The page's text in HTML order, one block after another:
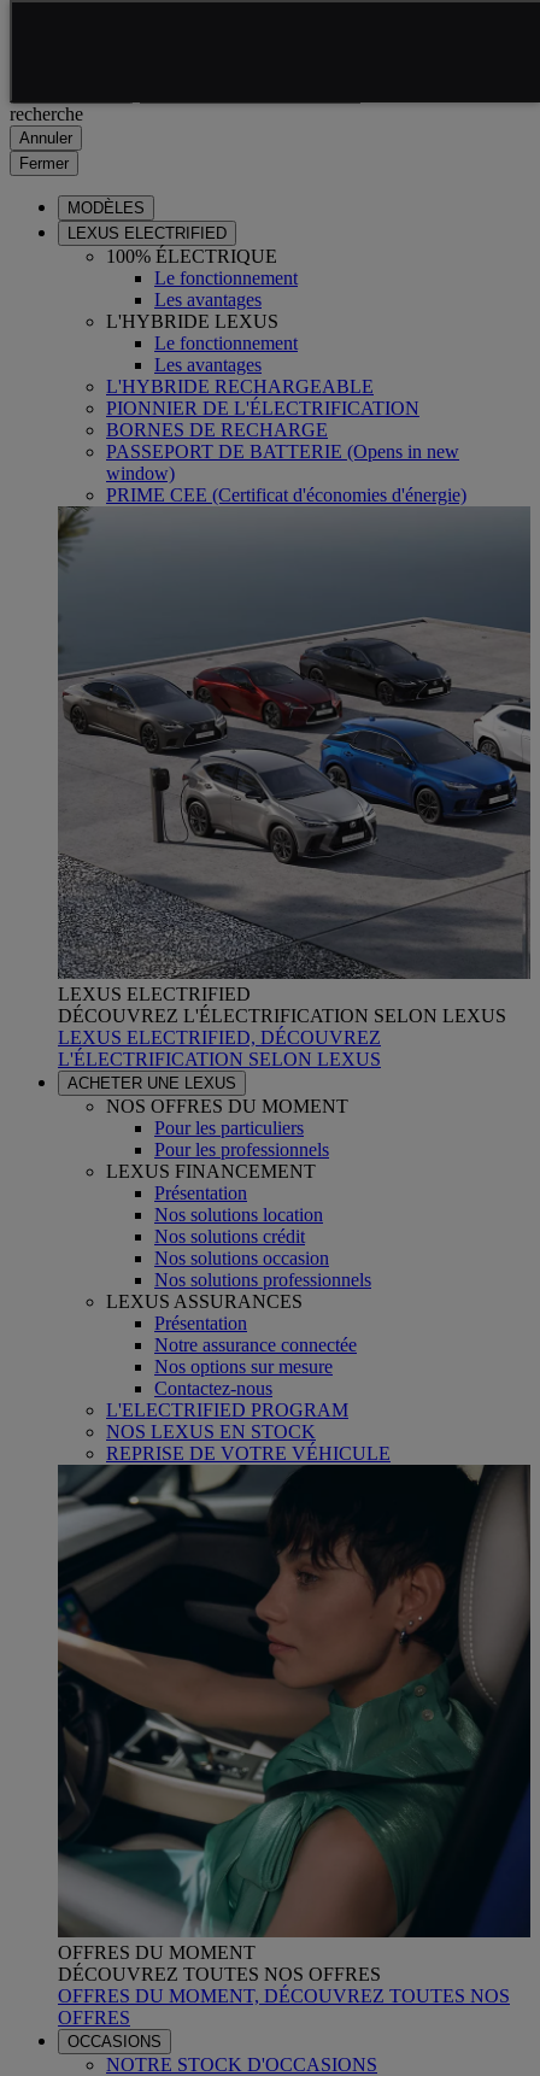
recherche
Annuler
Fermer
MODÈLES
LEXUS ELECTRIFIED
100% ÉLECTRIQUE
Le fonctionnement
Les avantages
L'HYBRIDE LEXUS
Le fonctionnement
Les avantages
L'HYBRIDE RECHARGEABLE
PIONNIER DE L'ÉLECTRIFICATION
BORNES DE RECHARGE
PASSEPORT DE BATTERIE (Opens in new
window)
PRIME CEE (Certificat d'économies d'énergie)
LEXUS ELECTRIFIED
DÉCOUVREZ L'ÉLECTRIFICATION SELON LEXUS
LEXUS ELECTRIFIED, DÉCOUVREZ
L'ÉLECTRIFICATION SELON LEXUS
ACHETER UNE LEXUS
NOS OFFRES DU MOMENT
Pour les particuliers
Pour les professionnels
LEXUS FINANCEMENT
Présentation
Nos solutions location
Nos solutions crédit
Nos solutions occasion
Nos solutions professionnels
LEXUS ASSURANCES
Présentation
Notre assurance connectée
Nos options sur mesure
Contactez-nous
L'ELECTRIFIED PROGRAM
NOS LEXUS EN STOCK
REPRISE DE VOTRE VÉHICULE
OFFRES DU MOMENT
DÉCOUVREZ TOUTES NOS OFFRES
OFFRES DU MOMENT, DÉCOUVREZ TOUTES NOS
OFFRES
OCCASIONS
NOTRE STOCK D'OCCASIONS